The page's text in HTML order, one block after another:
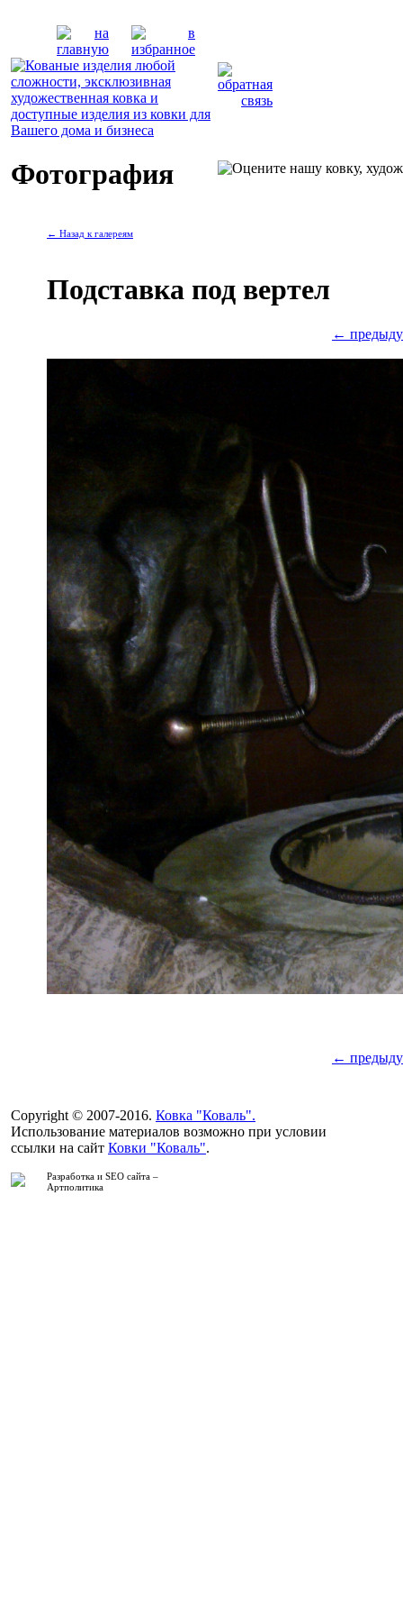
Фотография
← Назад к галереям
Подставка под вертел
←
←
Copyright © 2007-2016. Ковка "Коваль".
Использование материалов возможно при условии
ссылки на сайт Ковки "Коваль".
Разработка и SEO сайта –
Артполитика